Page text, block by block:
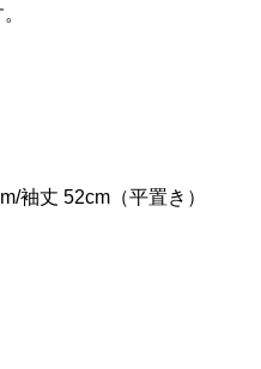
袖丈 52cm（平置き）